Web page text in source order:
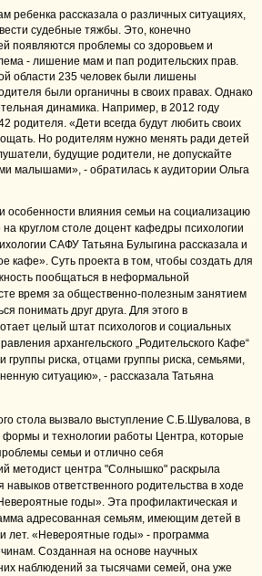
ребенка рассказала о различных ситуациях,
судебные тяжбы. Это, конечно
появляются проблемы со здоровьем и
- лишение мам и пап родительских прав.
области 235 человек были лишены
были органичны в своих правах. Однако
динамика. Например, в 2012 году
родителя. «Дети всегда будут любить своих
Но родителям нужно менять ради детей
будущие родители, не допускайте
малышами», - обратилась к аудитории Ольга
особенности влияния семьи на социализацию
на круглом столе доцент кафедры психологии
САФУ Татьяна Булыгина рассказала и
кафе». Суть проекта в том, чтобы создать для
пообщаться в неформальной
время за общественно-полезным занятием
понимать друг друга. Для этого в
целый штат психологов и социальных
архангельского „Родительского Кафе“
группы риска, отцами группы риска, семьями,
ситуацию», - рассказала Татьяна
стола вызвало выступление С.Б.Шувалова, в
формы и технологии работы Центра, которые
семьи и отлично себя
методист центра "Солнышко" раскрыла
ответственного родительства в ходе
годы». Эта профилактическая и
адресованная семьям, имеющим детей в
лет. «Невероятные годы» - программа
Созданная на основе научных
наблюдений за тысячами семей, она уже